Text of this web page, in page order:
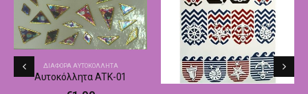
ΔΙΆΦΟΡΑ ΑΥΤΟΚΌΛΛΗΤΑ
Αυτοκόλλητα ATK-01